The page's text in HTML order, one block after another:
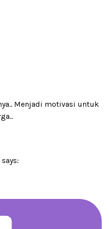
Menjadi motivasi untuk
says: